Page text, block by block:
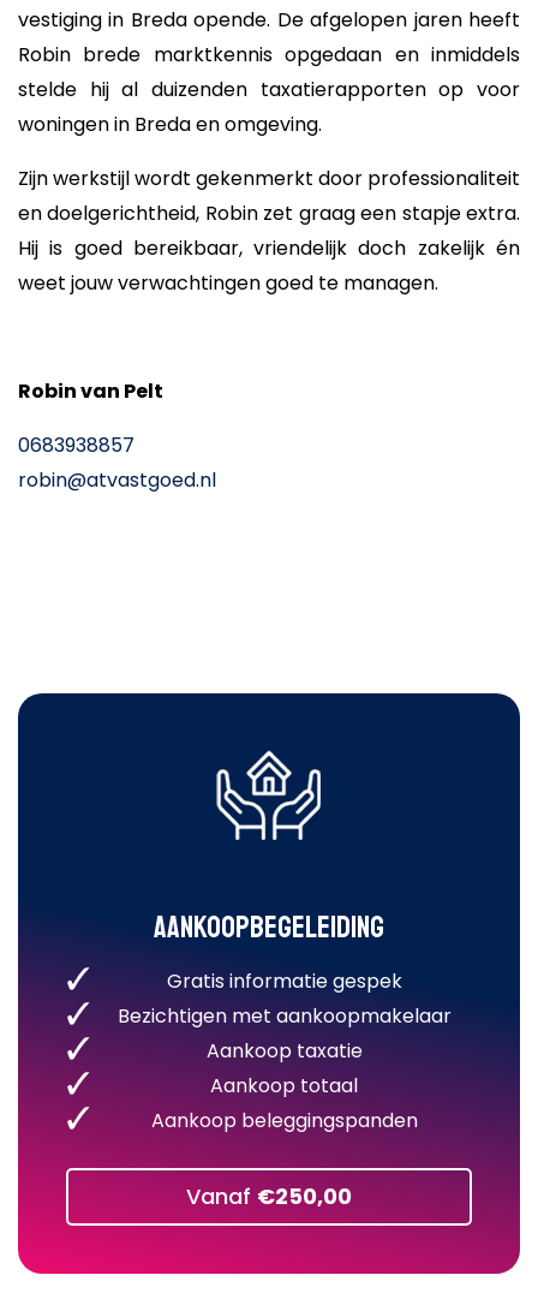
vestiging in Breda opende. De afgelopen jaren heeft
Robin brede marktkennis opgedaan en inmiddels
stelde hij al duizenden taxatierapporten op voor
woningen in Breda en omgeving.
Zijn werkstijl wordt gekenmerkt door professionaliteit
en doelgerichtheid, Robin zet graag een stapje extra.
Hij is goed bereikbaar, vriendelijk doch zakelijk én
weet jouw verwachtingen goed te managen.
Robin van Pelt
0683938857
robin@atvastgoed.nl
Aankoopbegeleiding
Gratis informatie gespek
Bezichtigen met aankoopmakelaar
Aankoop taxatie
Aankoop totaal
Aankoop beleggingspanden
Vanaf €250,00